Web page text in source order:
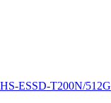
ESSD-T200N/512G